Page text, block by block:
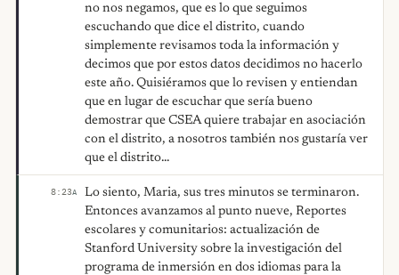
no nos negamos, que es lo que seguimos
escuchando que dice el distrito, cuando
simplemente revisamos toda la información y
decimos que por estos datos decidimos no hacerlo
este año. Quisiéramos que lo revisen y entiendan
que en lugar de escuchar que sería bueno
demostrar que CSEA quiere trabajar en asociación
con el distrito, a nosotros también nos gustaría ver
que el distrito...
8:23A
Lo siento, Maria, sus tres minutos se terminaron.
Entonces avanzamos al punto nueve, Reportes
escolares y comunitarios: actualización de
Stanford University sobre la investigación del
programa de inmersión en dos idiomas para la